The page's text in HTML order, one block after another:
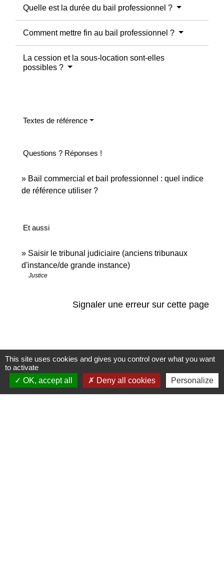
Quelle est la durée du bail professionnel ?
Comment mettre fin au bail professionnel ?
La cession et la sous-location sont-elles
possibles ?
Textes de référence
Questions ? Réponses !
Bail commercial et bail professionnel : quel indice
de référence utiliser ?
Et aussi
Saisir le tribunal judiciaire (anciens tribunaux
d'instance/de grande instance)
Justice
Signaler une erreur sur cette page
Contact
Commune de Saint-Jean-de-la-Porte
This site uses cookies and gives you control over what you want
to activate
OK, accept all
Deny all cookies Personalize